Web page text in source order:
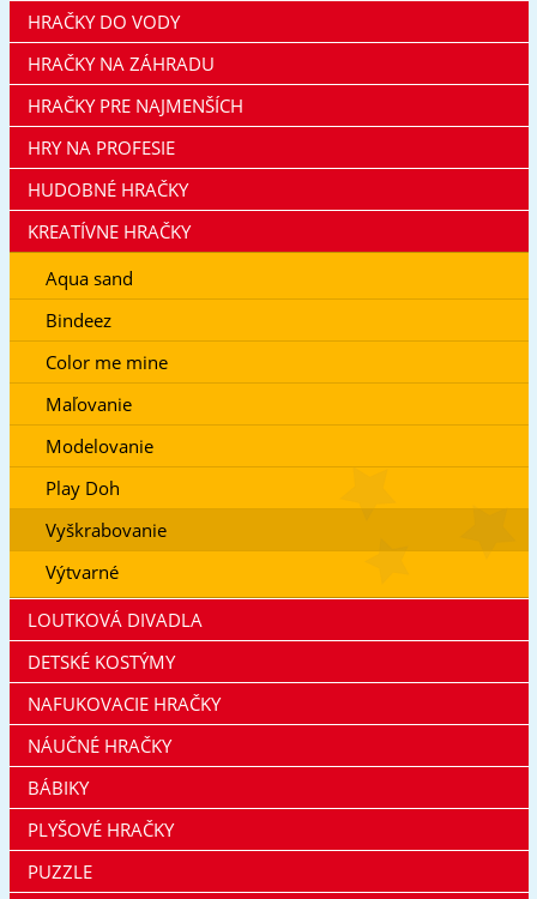
HRAČKY DO VODY
HRAČKY NA ZÁHRADU
HRAČKY PRE NAJMENŠÍCH
HRY NA PROFESIE
HUDOBNÉ HRAČKY
KREATÍVNE HRAČKY
Aqua sand
Bindeez
Color me mine
Maľovanie
Modelovanie
Play Doh
Vyškrabovanie
Výtvarné
LOUTKOVÁ DIVADLA
DETSKÉ KOSTÝMY
NAFUKOVACIE HRAČKY
NÁUČNÉ HRAČKY
BÁBIKY
PLYŠOVÉ HRAČKY
PUZZLE